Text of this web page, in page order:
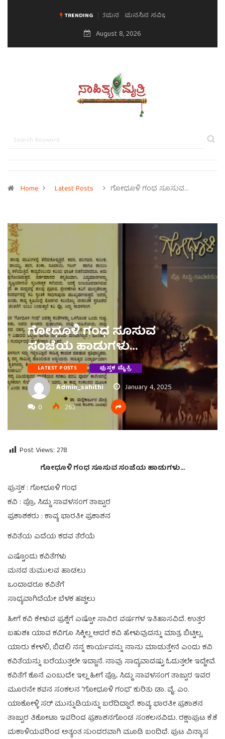
TRENDING ಮನಸಿನ ಸವಿಭಾವ
August 8, 2026
Home Latest Posts ಗೋಧೂಳಿ ಗಂಧ ಸೂಸುವ…
ಗೋಧೂಳಿ ಗಂಧ ಸೂಸುವ
ಸಂಜೆಯ ಹಾಡುಗಳು…
LATEST POSTS ಪುಸ್ತಕ ಮೈತ್ರಿ
Admin_sahithi
January 4, 2025
0
262
Post Views: 278
ಗೋಧೂಳಿ ಗಂಧ ಸೂಸುವ ಸಂಜೆಯ ಹಾಡುಗಳು…
ಪುಸ್ತಕ : ಗೋಧೂಳಿ ಗಂಧ
ಕವಿ : ಪ್ರೊ. ಸಿದ್ದು ಸಾವಳಸಂಗ ತಾಜ್ಪುರ
ಪ್ರಕಾಶಕರು : ಕಾವ್ಯ ಭಾರತೀ ಪ್ರಕಾಶನ
ಕವಿತೆಯ ಎದೆಯ ಕದವ ತೆರೆಯೆ
ಎಷ್ಟೊಂದು ಕವಿತೆಗಳು
ಮನದ ತುಮುಲವ ಹಾಡಲು
ಒಂದಾದರೂ ಕವಿತೆಗೆ
ಸಾಧ್ಯವಾಗಿದೆಯೇ ಬೆಳಕ ಹಚ್ಚಲು
ಹೀಗೆ ಕವಿ ಕೇಳುವ ಪ್ರಶ್ನೆಗೆ ಎಷ್ಟೋ ಸಾವಿರ ವರ್ಷಗಳ ಇತಿಹಾಸವಿದೆ. ಉತ್ತರ
ಬಹುಶಃ ಯಾವ ಕವಿಗೂ ಸಿಕ್ಕಿಲ್ಲ ಆದರೆ ಕವಿ ಹೇಳುವುದನ್ನು ಮಾತ್ರ ಬಿಟ್ಟಿಲ್ಲ.
ಯಾರು ಕೇಳಲಿ, ಬಿಡಲಿ ನನ್ನ ಕಾರ್ಯವನ್ನು ನಾನು ಮಾಡುತ್ತೇನೆ ಎಂದು ಕವಿ
ಕವಿತೆಯನ್ನು ಬರೆಯುತ್ತಲೇ ಇದ್ದಾನೆ. ನಾವು ಸಾಧ್ಯವಾದಷ್ಟು ಓದುತ್ತಲೇ ಇದ್ದೇವೆ.
ಕವಿತೆಗೆ ಕೊನೆ ಎಂಬುದೇ ಇಲ್ಲ ಹೀಗೆ ಪ್ರೊ. ಸಿದ್ದು ಸಾವಳಸಂಗ ತಾಜ್ಪುರ ಇವರ
ಮೂರನೇ ಕವನ ಸಂಕಲನ “ಗೋಧೂಳಿ ಗಂಧ” ಕುರಿತು ಡಾ. ವೈ. ಎಂ.
ಯಾಕೋಳ್ಳಿ ಸರ್ ಮುನ್ನುಡಿಯನ್ನು ಬರೆದಿದ್ದಾರೆ. ಕಾವ್ಯ ಭಾರತೀ ಪ್ರಕಾಶನ
ತಾಜ್ಪುರ ತಿಕೋಟಾ ಇವರಿಂದ ಪ್ರಕಾಶನಗೊಂಡ ಸಂಕಲನವಿದು. ರಕ್ಷಾಪುಟ ಕೆ.ಕೆ
ಮಕಾಳಿಯವರಿಂದ ಅತ್ಯಂತ ಸುಂದರವಾಗಿ ಮೂಡಿ ಬಂದಿದೆ. ಪುಟ ವಿನ್ಯಾಸ